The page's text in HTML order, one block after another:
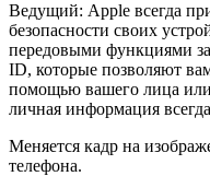
Ведущий: Apple всегда
безопасности своих
передовыми функциями
ID, которые позволяют
помощью вашего лица
личная информация
Меняется кадр на
телефона.